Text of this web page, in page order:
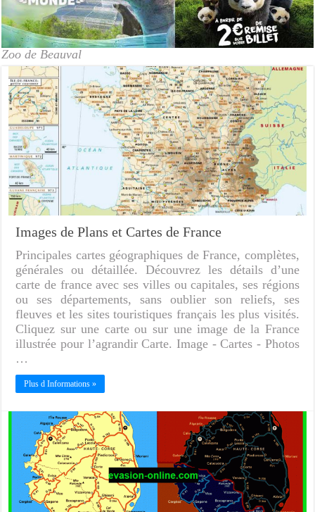
Zoo de Beauval
Images de Plans et Cartes de France
Principales cartes géographiques de France, complètes,
générales ou détaillée. Découvrez les détails d’une
carte de france avec ses villes ou capitales, ses régions
ou ses départements, sans oublier son reliefs, ses
fleuves et les sites touristiques français les plus visités.
Cliquez sur une carte ou sur une image de la France
illustrée pour l’agrandir Carte. Image - Cartes - Photos
…
Plus d Informations »